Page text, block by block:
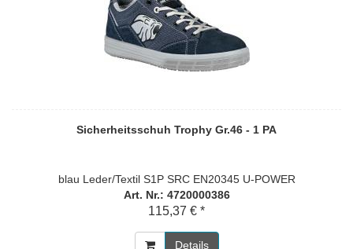
Sicherheitsschuh Trophy Gr.46 - 1 PA
blau Leder/Textil S1P SRC EN20345 U-POWER
Art. Nr.: 4720000386
115,37 € *
Details